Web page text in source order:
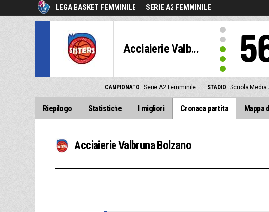
LEGA BASKET FEMMINILE SERIE A2 FEMMINILE
Acciaierie Valb...
CAMPIONATO Serie A2 Femminile STADIO Scuola Media
Riepilogo Statistiche I migliori Cronaca partita Mappa
Acciaierie Valbruna Bolzano